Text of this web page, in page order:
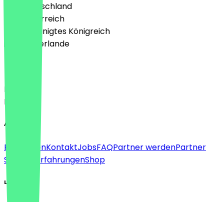
🇩🇪 Deutschland
🇦🇹 Österreich
🇬🇧 Vereinigtes Königreich
🇳🇱 Niederlande
Sprache
Deutsch
English
About
Für FirmenKontaktJobsFAQPartner werdenPartner
Support
ErfahrungenShop
Legal